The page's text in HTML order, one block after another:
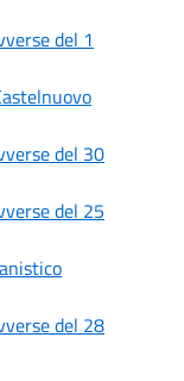
del 1
del 30
del 25
del 28